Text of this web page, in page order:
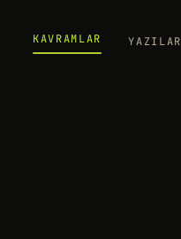
KAVRAMLAR YAZILAR